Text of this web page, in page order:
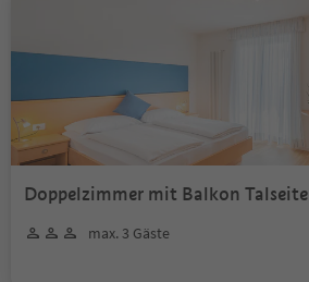
Doppelzimmer mit Balkon Talseite
max. 3 Gäste